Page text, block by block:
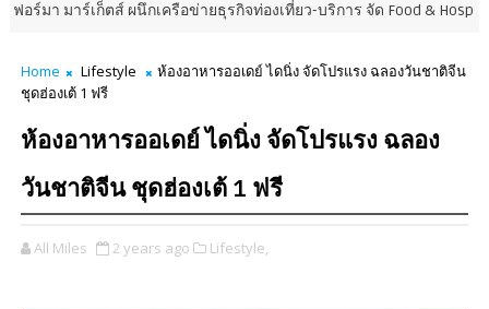
ส์ ผนึกเครือข่ายธุรกิจท่องเที่ยว-บริการ จัด Food & Hospitality Thailand
Home Lifestyle
ห้องอาหารออเดย์ ไดนิ่ง จัดโปรแรง ฉลองวันชาติจีน
ชุดฮ่องเต้ 1 ฟรี
ห้องอาหารออเดย์ ไดนิ่ง จัดโปรแรง ฉลอง
วันชาติจีน ชุดฮ่องเต้ 1 ฟรี
All Miles 2 years ago Lifestyle,